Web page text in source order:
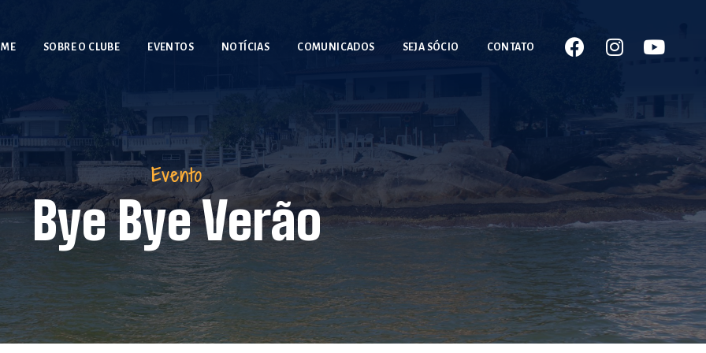
SOBRE O CLUBE EVENTOS NOTÍCIAS COMUNICADOS SEJA SÓCIO CONTATO
Evento
Bye Bye Verão